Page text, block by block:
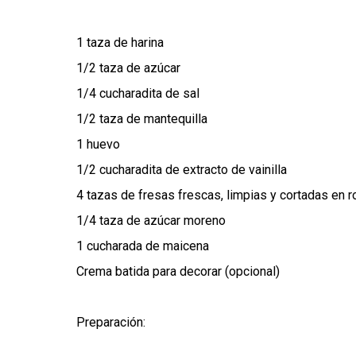
1 taza de harina
1/2 taza de azúcar
1/4 cucharadita de sal
1/2 taza de mantequilla
1 huevo
1/2 cucharadita de extracto de vainilla
4 tazas de fresas frescas, limpias y cortadas en
1/4 taza de azúcar moreno
1 cucharada de maicena
Crema batida para decorar (opcional)
Preparación: